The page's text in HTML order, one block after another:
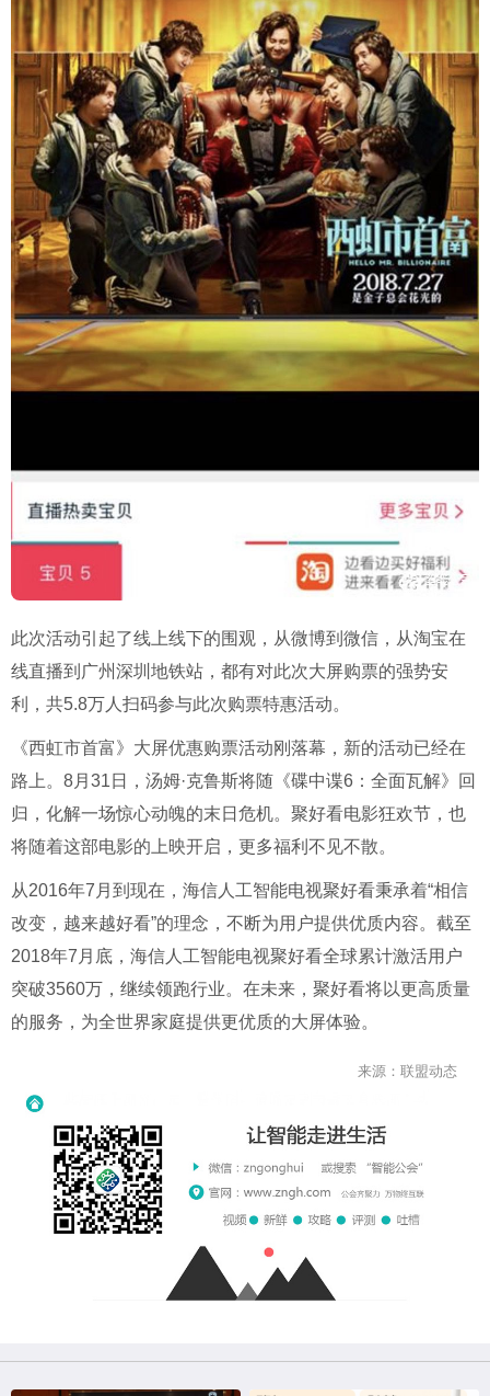
此次活动引起了线上线下的围观，从微博到微信，从淘宝在
线直播到广州深圳地铁站，都有对此次大屏购票的强势安
利，共5.8万人扫码参与此次购票特惠活动。
《西虹市首富》大屏优惠购票活动刚落幕，新的活动已经在
路上。8月31日，汤姆·克鲁斯将随《碟中谍6：全面瓦解》回
归，化解一场惊心动魄的末日危机。聚好看电影狂欢节，也
将随着这部电影的上映开启，更多福利不见不散。
从2016年7月到现在，海信人工智能电视聚好看秉承着“相信
改变，越来越好看”的理念，不断为用户提供优质内容。截至
2018年7月底，海信人工智能电视聚好看全球累计激活用户
突破3560万，继续领跑行业。在未来，聚好看将以更高质量
的服务，为全世界家庭提供更优质的大屏体验。
来源：联盟动态